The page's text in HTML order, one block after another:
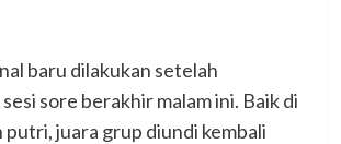
baru dilakukan setelah
sore berakhir malam ini. Baik di
putri, juara grup diundi kembali